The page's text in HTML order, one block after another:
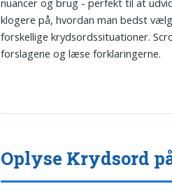
klogere på, hvordan man bedst
forskellige krydsordssituationer.
forslagene og læse forklaringerne.
Oplyse Krydsord